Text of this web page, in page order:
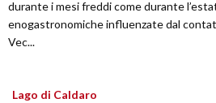
durante i mesi freddi come durante
enogastronomiche influenzate dal
Vec...
Lago di Caldaro